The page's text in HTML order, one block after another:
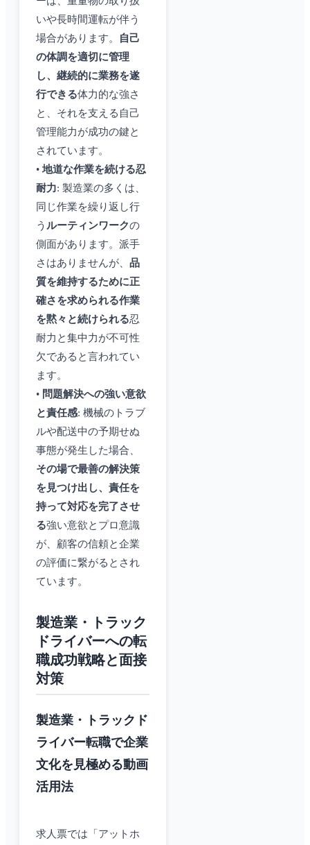
いや長時間運転が伴う
場合があります。
自己
の体調を適切に管理
し、継続的に業務を遂
行できる体力的な強さ
と、それを支える自己
管理能力が成功の鍵と
されています。
• 地道な作業を続ける忍
耐力: 製造業の多くは、
同じ作業を繰り返し行
う ルーティンワークの
側面があります。派手
さはありませんが、 品
質を維持するために正
確さを求められる作業
を黙々と続けられる忍
耐力と集中力が不可性
欠であると言われてい
ます。
• 問題解決への強い意欲
と責任感: 機械のトラブ
ルや配送中の予期せぬ
事態が発生した場合、
その場で最善の解決策
を見つけ出し、責任を
持って対応を完了させ
る強い意欲とプロ意識
が、顧客の信頼と企業
の評価に繋がるとされ
ています。
製造業・トラック
ドライバーへの転
職成功戦略と面接
対策
製造業・トラックド
ライバー転職で企業
文化を見極める動画
活用法
求人票では「アットホ